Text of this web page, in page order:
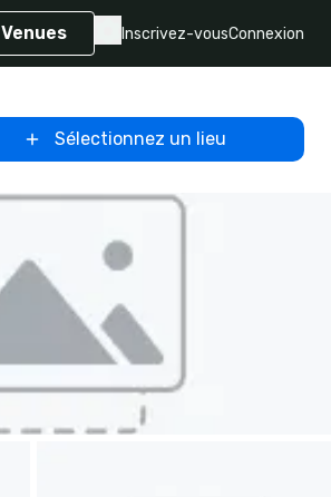
Venues Inscrivez-vousConnexion
Sélectionnez un lieu